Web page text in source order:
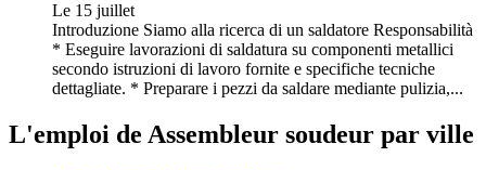
Le 15 juillet
Introduzione Siamo alla ricerca di un saldatore Responsabilità
* Eseguire lavorazioni di saldatura su componenti metallici
secondo istruzioni di lavoro fornite e specifiche tecniche
dettagliate. * Preparare i pezzi da saldare mediante pulizia,...
L'emploi de Assembleur soudeur par ville